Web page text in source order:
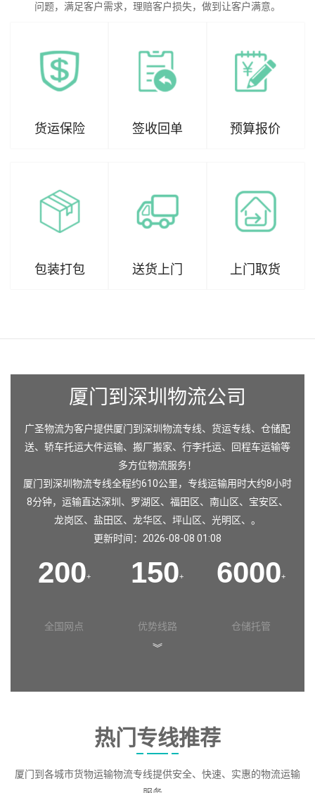
问题，满足客户需求，理赔客户损失，做到让客户满意。
货运保险 签收回单 预算报价
包装打包 送货上门 上门取货
厦门到深圳物流公司
广圣物流为客户提供厦门到深圳物流专线、货运专线、仓储配
送、轿车托运大件运输、搬厂搬家、行李托运、回程车运输等
多方位物流服务！
厦门到深圳物流专线全程约610公里，专线运输用时大约8小时
8分钟，运输直达深圳 、 罗湖区、 福田区、 南山区、 宝安区、
龙岗区、 盐田区、 龙华区、 坪山区、 光明区、。
更新时间：2026-08-08 01:08
200+
全国网点
150+
优势线路
6000+
仓储托管
︾
热门专线推荐
厦门到各城市货物运输物流专线提供安全、快速、实惠的物流运输